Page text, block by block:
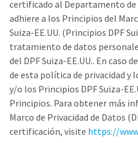
certificado al Departamento de
adhiere a los Principios del
Suiza-EE.UU. (Principios DPF
tratamiento de datos
del DPF Suiza-EE.UU.. En
de esta política de privacidad y
y/o los Principios DPF Suiza-
Principios. Para obtener más
Marco de Privacidad de Datos
certificación, visite https://
they
will
be
shipped
at
a
later
date
separate
from
the
of
create
your
HighRadius
account.
This
email
is
the
best
way
to
create
your